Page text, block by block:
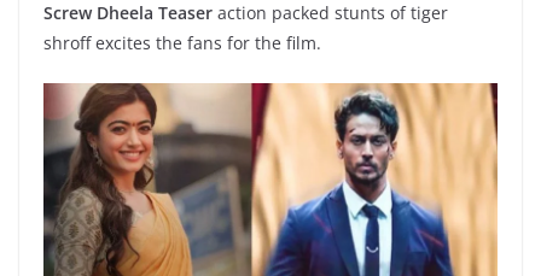
Screw Dheela Teaser action packed stunts of tiger
shroff excites the fans for the film.